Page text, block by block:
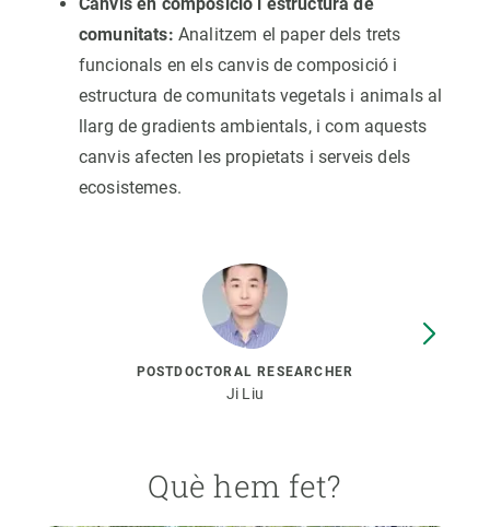
comunitats: Analitzem el paper dels trets
funcionals en els canvis de composició i
estructura de comunitats vegetals i animals al
llarg de gradients ambientals, i com aquests
canvis afecten les propietats i serveis dels
ecosistemes.
POSTDOCTORAL RESEARCHER
Ji Liu
Què hem fet?